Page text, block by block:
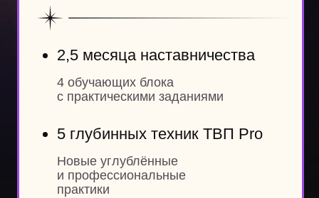
900 рублей, а оставшуюся сумму внести
до 26 июня
Отзывы
о наставничестве